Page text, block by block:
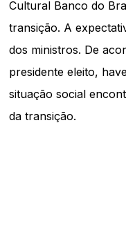
Cultural Banco do
transição. A
dos ministros. De
presidente eleito,
situação social
da transição.